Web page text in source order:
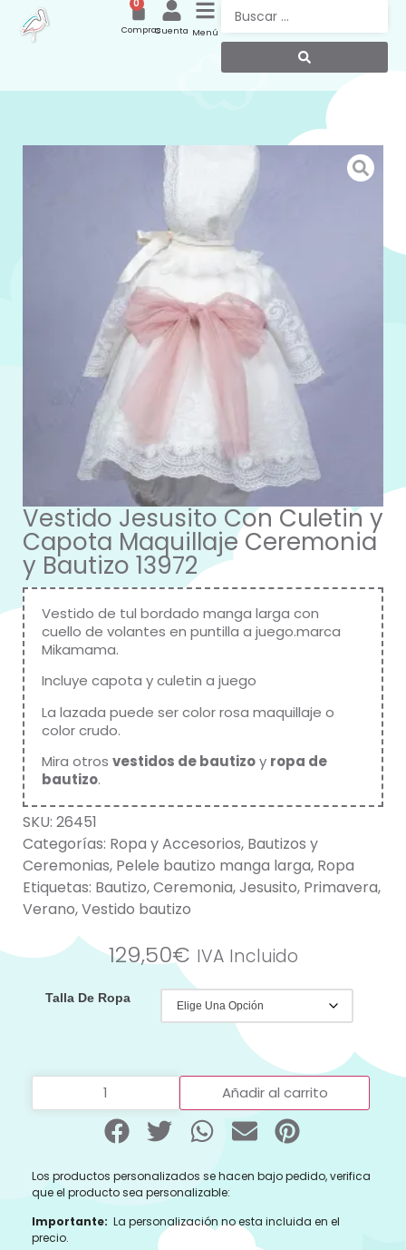
Menú
Cuenta
0
Compras
Vestido Jesusito Con Culetin y
Capota Maquillaje Ceremonia
y Bautizo 13972
Vestido de tul bordado manga larga con
cuello de volantes en puntilla a juego.marca
Mikamama.
Incluye capota y culetin a juego
La lazada puede ser color rosa maquillaje o
color crudo.
Mira otros vestidos de bautizoy ropa de
bautizo.
SKU: 26451
Categorías: Ropa y Accesorios, Bautizos y
Ceremonias, Pelele bautizo manga larga, Ropa
Etiquetas: Bautizo,Ceremonia,Jesusito, Primavera,
Verano,Vestido bautizo
129,50€ IVA Incluido
Talla De Ropa
Añadir al carrito
Los productos personalizados se hacen bajo pedido, verifica
que el producto sea personalizable:
Importante: La personalización no esta incluida en el
precio.